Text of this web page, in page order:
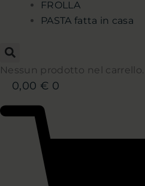
FROLLA
PASTA fatta in casa
Nessun prodotto nel carrello.
0,00 € 0